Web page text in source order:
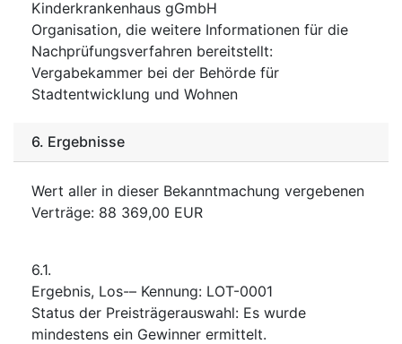
Kinderkrankenhaus gGmbH
Organisation, die weitere Informationen für die
Nachprüfungsverfahren bereitstellt:
Vergabekammer bei der Behörde für
Stadtentwicklung und Wohnen
6. Ergebnisse
Wert aller in dieser Bekanntmachung vergebenen
Verträge: 88 369,00 EUR
6.1.
Ergebnis, Los-– Kennung: LOT-0001
Status der Preisträgerauswahl: Es wurde
mindestens ein Gewinner ermittelt.